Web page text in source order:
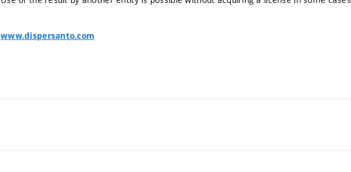
www.dispersanto.com